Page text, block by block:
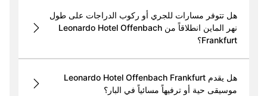
هل تتوفر مسارات للجري أو ركوب الدراجات على طول
نهر الماين انطلاقاً من Leonardo Hotel Offenbach
Frankfurt؟
هل يقدم Leonardo Hotel Offenbach Frankfurt
موسيقى حية أو ترفيهاً مسائياً في البار؟